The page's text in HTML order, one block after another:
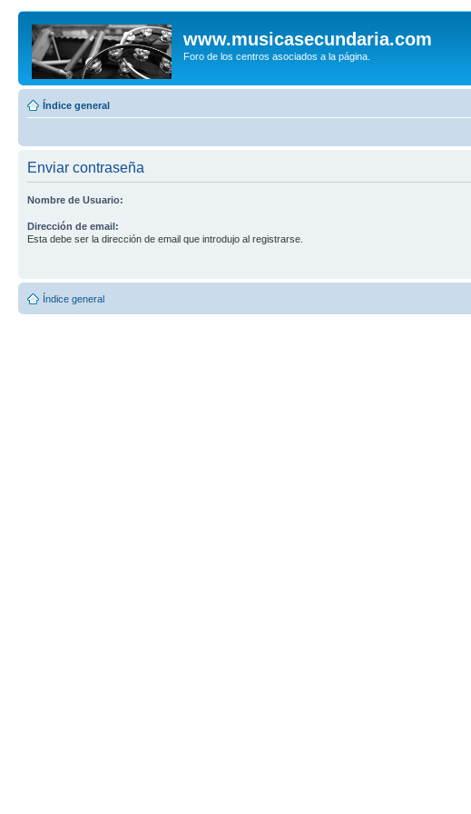
www.musicasecundaria.com
Foro de los centros asociados a la página.
Índice general
Enviar contraseña
Nombre de Usuario:
Dirección de email:
Esta debe ser la dirección de email que introdujo al registrarse.
Índice general